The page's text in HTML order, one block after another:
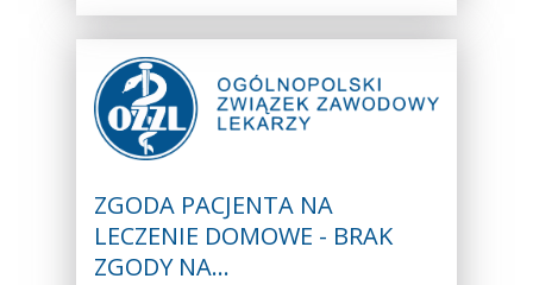
ZGODA PACJENTA NA
LECZENIE DOMOWE - BRAK
ZGODY NA…